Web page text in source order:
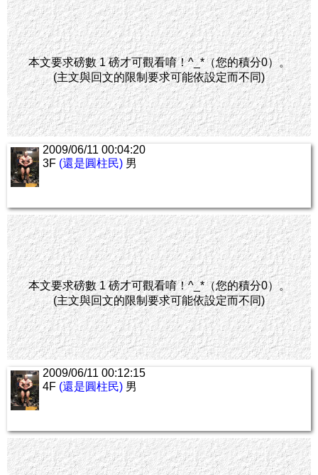
本文要求磅數 1 磅才可觀看唷！^_*（您的積分0）。
(主文與回文的限制要求可能依設定而不同)
2009/06/11 00:04:20
3F (還是圓柱民) 男
本文要求磅數 1 磅才可觀看唷！^_*（您的積分0）。
(主文與回文的限制要求可能依設定而不同)
2009/06/11 00:12:15
4F (還是圓柱民) 男